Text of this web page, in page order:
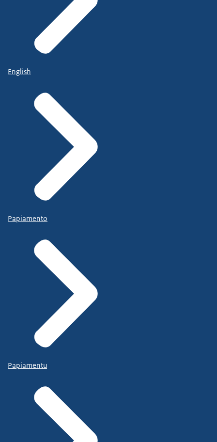
English
Papiamento
Papiamentu